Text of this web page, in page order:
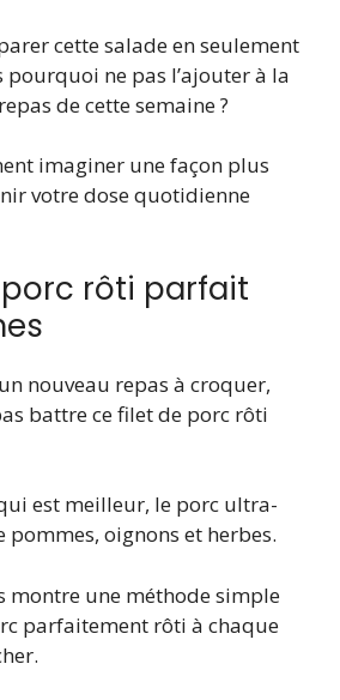
cette salade en seulement
pourquoi ne pas l’ajouter à la
de cette semaine ?
imaginer une façon plus
votre dose quotidienne
porc rôti parfait
nouveau repas à croquer,
battre ce filet de porc rôti
est meilleur, le porc ultra-
oignons et herbes.
montre une méthode simple
parfaitement rôti à chaque